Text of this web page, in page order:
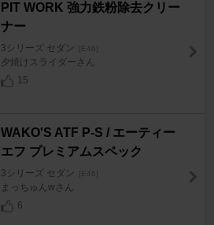
PIT WORK 強力鉄粉除去クリー
ナー
3シリーズ セダン [E46]
夕焼けスライダーさん
15
WAKO'S ATF P-S / エーティー
エフ プレミアムスペック
3シリーズ セダン [E46]
まっちゅんwさん
6